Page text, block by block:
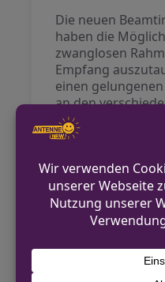
Die neuen
haben die
zwanglosen
Empfang
einen
an den
und in den
Abteilungen der
Kontakt für
Pressestelle
https://